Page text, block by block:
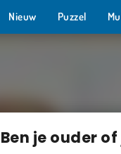
Ben je ouder
Nieuw Puzzel